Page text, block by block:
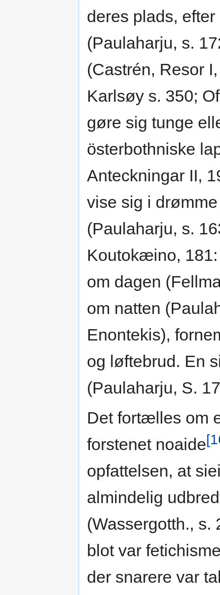
deres plads,
(Paulaharju, s.
(Castrén, Resor
Karlsøy s. 350;
gøre sig tunge
österbothniske
Anteckningar II,
vise sig i
(Paulaharju, s.
Koutokæino,
om dagen
om natten
Enontekis),
og løftebrud. En
(Paulaharju, S.
Det fortælles om
forstenet noaide
opfattelsen, at
almindelig
(Wassergotth., s.
blot var
der snarere var